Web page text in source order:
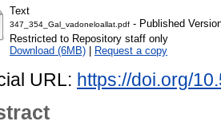
Text
347_354_Gal_vadoneloallat.pdf - Published
Restricted to Repository staff only
Download (6MB)
Request a copy
URL: https://doi.org/